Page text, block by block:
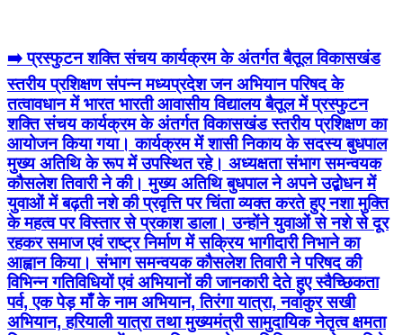
➡️ प्रस्फुटन शक्ति संचय कार्यक्रम के अंतर्गत बैतूल विकासखंड
स्तरीय प्रशिक्षण संपन्न मध्यप्रदेश जन अभियान परिषद के
तत्वावधान में भारत भारती आवासीय विद्यालय बैतूल में प्रस्फुटन
शक्ति संचय कार्यक्रम के अंतर्गत विकासखंड स्तरीय प्रशिक्षण का
आयोजन किया गया। कार्यक्रम में शासी निकाय के सदस्य बुधपाल
मुख्य अतिथि के रूप में उपस्थित रहे। अध्यक्षता संभाग समन्वयक
कौसलेश तिवारी ने की। मुख्य अतिथि बुधपाल ने अपने उद्बोधन में
युवाओं में बढ़ती नशे की प्रवृत्ति पर चिंता व्यक्त करते हुए नशा मुक्ति
के महत्व पर विस्तार से प्रकाश डाला। उन्होंने युवाओं से नशे से दूर
रहकर समाज एवं राष्ट्र निर्माण में सक्रिय भागीदारी निभाने का
आह्वान किया। संभाग समन्वयक कौसलेश तिवारी ने परिषद की
विभिन्न गतिविधियों एवं अभियानों की जानकारी देते हुए स्वैच्छिकता
पर्व, एक पेड़ माँ के नाम अभियान, तिरंगा यात्रा, नवांकुर सखी
अभियान, हरियाली यात्रा तथा मुख्यमंत्री सामुदायिक नेतृत्व क्षमता